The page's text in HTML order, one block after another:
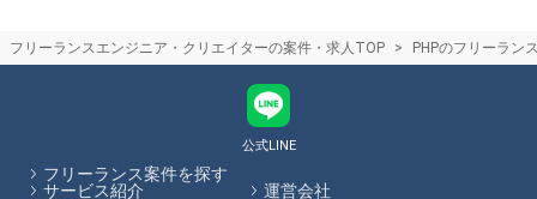
人のマッチングをカウンセリングや営業代行を通してサポートするのに
す。クラウドソーシングサイトを利用する際は、フリーランスと発注者
が直接プラットフォームでやり取りするため、エージェントによるサポ
ートはありません。フリーランスHubではフリーランスエージェントの
保有する案件を多数掲載しています。
フリーランスエンジニア・クリエイターの案件・求人TOP PHPのフリーラン
公式LINE
フリーランス案件を探す
サービス紹介
運営会社